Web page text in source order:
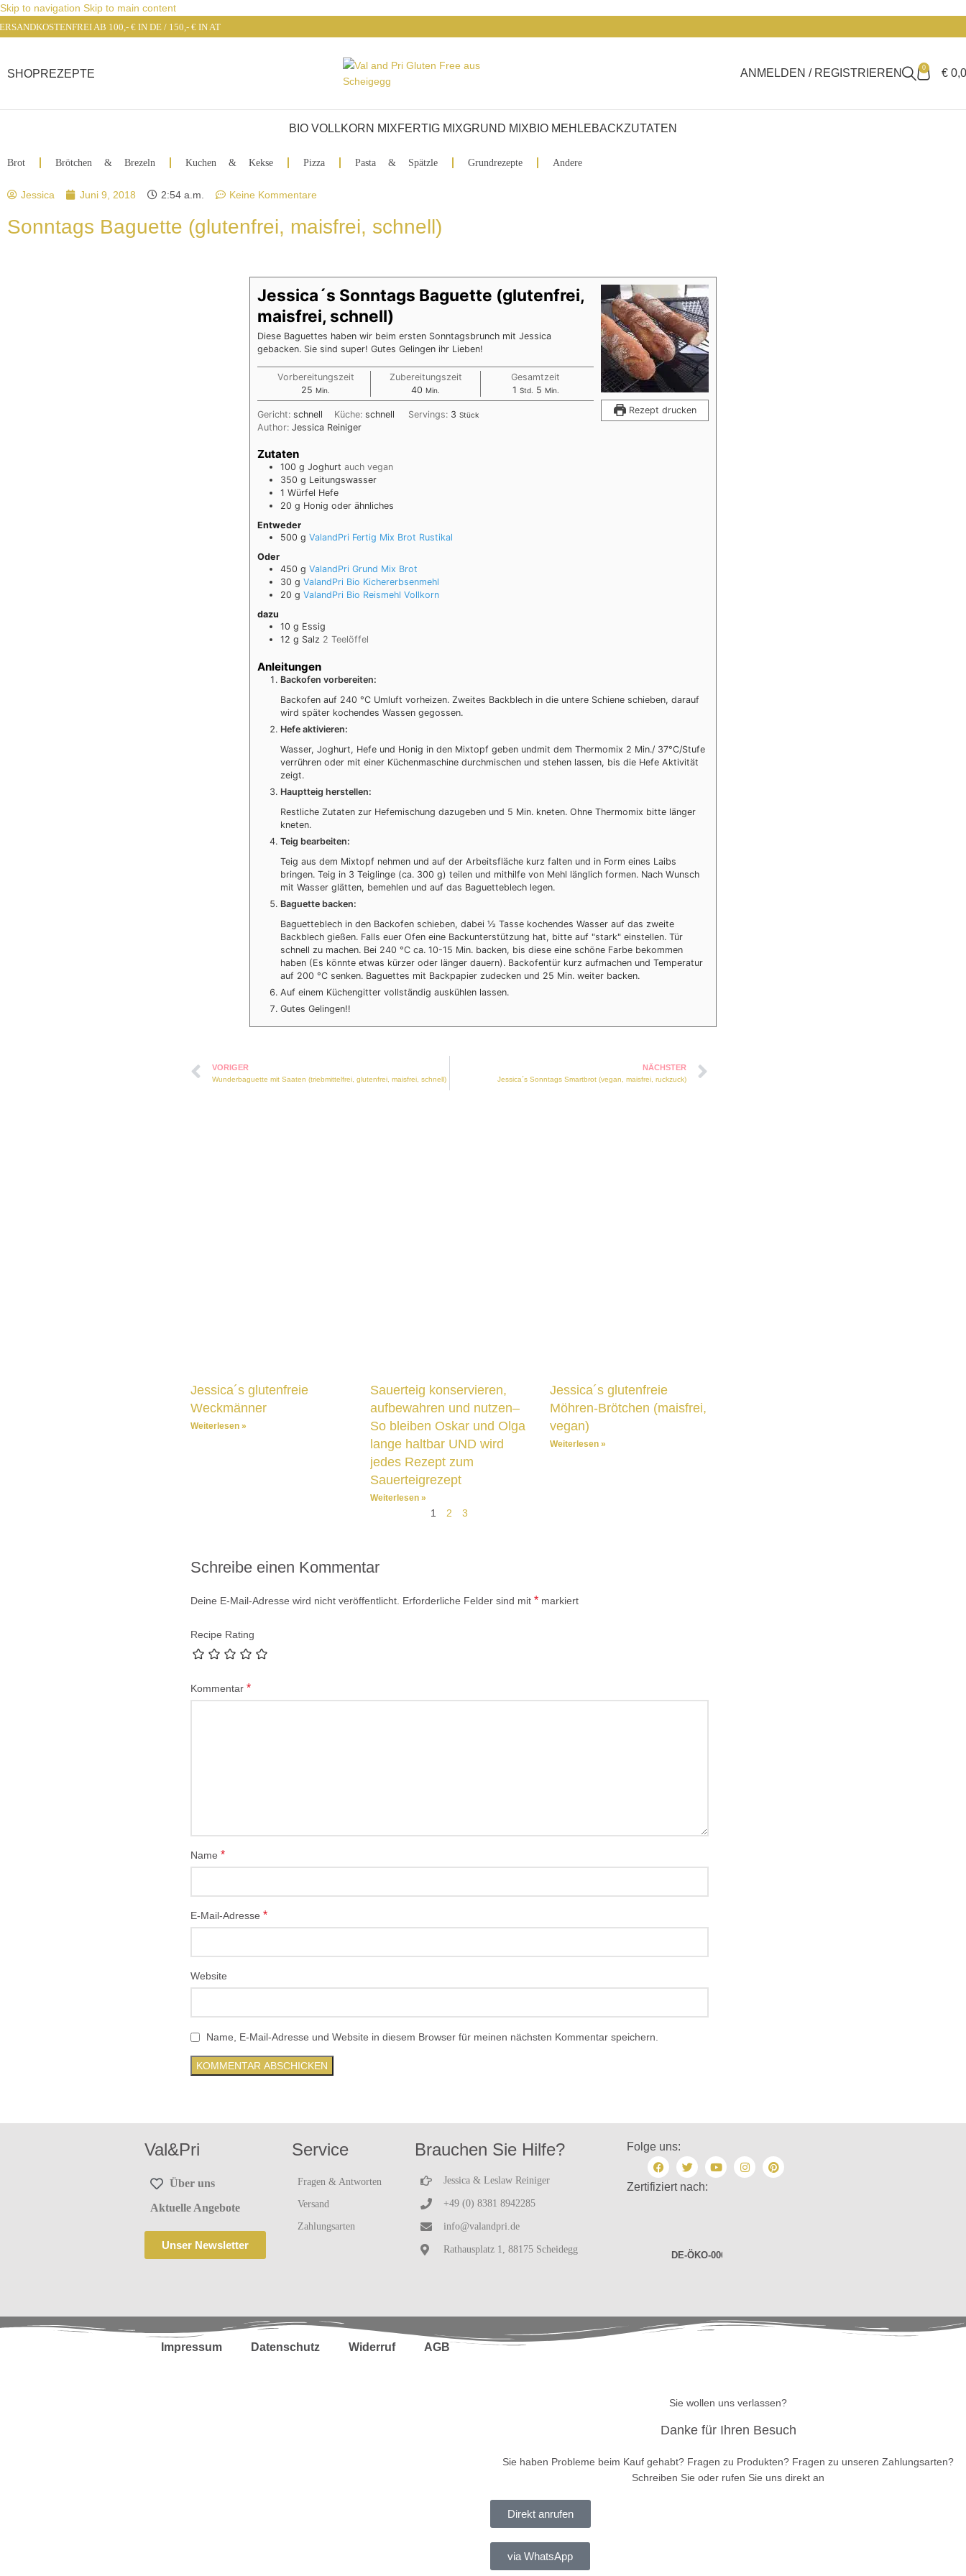
Skip to navigation Skip to main content
AB 100,- € IN DE / 150,- € IN AT
SHOPREZEPTE ANMELDEN / REGISTRIEREN 0 €
BIO VOLLKORN MIXFERTIG MIXGRUND MIXBIO MEHLEBACKZUTATEN
Brot Brötchen & Brezeln Kuchen & Kekse Pizza Pasta & Spätzle Grundrezepte Andere
Jessica Juni 9, 2018 2:54 a.m. Keine Kommentare
Sonntags Baguette (glutenfrei, maisfrei, schnell)
Rezept drucken
Jessica´s Sonntags Baguette (glutenfrei,
maisfrei, schnell)
Diese Baguettes haben wir beim ersten Sonntagsbrunch mit Jessica
gebacken. Sie sind super! Gutes Gelingen ihr Lieben!
Vorbereitungszeit
25 Min.
Zubereitungszeit
40 Min.
Gesamtzeit
1 Std. 5 Min.
Gericht: schnell Küche: schnell Servings: 3 Stück
Author:Jessica Reiniger
Zutaten
100 g Joghurtauch vegan
350 g Leitungswasser
1 Würfel Hefe
20 g Honig oder ähnliches
Entweder
500 g ValandPri Fertig Mix Brot Rustikal
Oder
450 g ValandPri Grund Mix Brot
30 g ValandPri Bio Kichererbsenmehl
20 g ValandPri Bio Reismehl Vollkorn
dazu
10 g Essig
12 g Salz 2 Teelöffel
Anleitungen
Backofen vorbereiten:
Backofen auf 240 °C Umluft vorheizen. Zweites Backblech in die untere Schiene schieben, darauf
wird später kochendes Wassen gegossen.
Hefe aktivieren:
Wasser, Joghurt, Hefe und Honig in den Mixtopf geben undmit dem Thermomix 2 Min./ 37°C/Stufe
verrühren oder mit einer Küchenmaschine durchmischen und stehen lassen, bis die Hefe Aktivität
zeigt.
Hauptteig herstellen:
Restliche Zutaten zur Hefemischung dazugeben und 5 Min. kneten. Ohne Thermomix bitte länger
kneten.
Teig bearbeiten:
Teig aus dem Mixtopf nehmen und auf der Arbeitsfläche kurz falten und in Form eines Laibs
bringen. Teig in 3 Teiglinge (ca. 300 g) teilen und mithilfe von Mehl länglich formen. Nach Wunsch
mit Wasser glätten, bemehlen und auf das Baguetteblech legen.
Baguette backen:
Baguetteblech in den Backofen schieben, dabei ½ Tasse kochendes Wasser auf das zweite
Backblech gießen. Falls euer Ofen eine Backunterstützung hat, bitte auf "stark" einstellen. Tür
schnell zu machen. Bei 240 °C ca. 10-15 Min. backen, bis diese eine schöne Farbe bekommen
haben (Es könnte etwas kürzer oder länger dauern). Backofentür kurz aufmachen und Temperatur
auf 200 °C senken. Baguettes mit Backpapier zudecken und 25 Min. weiter backen.
Auf einem Küchengitter vollständig auskühlen lassen.
Gutes Gelingen!!
VORIGER
Wunderbaguette mit Saaten (triebmittelfrei, glutenfrei, maisfrei, schnell)
NÄCHSTER
Jessica´s Sonntags Smartbrot (vegan, maisfrei, ruckzuck)
Jessica´s glutenfreie
Weckmänner
Weiterlesen »
Sauerteig konservieren,
aufbewahren und nutzen–
So bleiben Oskar und Olga
lange haltbar UND wird
jedes Rezept zum
Sauerteigrezept
Weiterlesen »
Jessica´s glutenfreie
Möhren-Brötchen (maisfrei,
vegan)
Weiterlesen »
1 2 3
Schreibe einen Kommentar
Deine E-Mail-Adresse wird nicht veröffentlicht. Erforderliche Felder sind mit* markiert
Recipe Rating
Kommentar*
Name*
E-Mail-Adresse*
Website
Name, E-Mail-Adresse und Website in diesem Browser für meinen nächsten Kommentar speichern.
Val&Pri
Über uns
Aktuelle Angebote
Unser Newsletter
Service
Fragen & Antworten
Versand
Zahlungsarten
Brauchen Sie Hilfe?
Jessica & Leslaw Reiniger
+49 (0) 8381 8942285
info@valandpri.de
Rathausplatz 1, 88175 Scheidegg
Folge uns:
Zertifiziert nach:
DE-ÖKO-006
Impressum Datenschutz Widerruf AGB
Sie wollen uns verlassen?
Danke für Ihren Besuch
Sie haben Probleme beim Kauf gehabt? Fragen zu Produkten? Fragen zu unseren Zahlungsarten?
Schreiben Sie oder rufen Sie uns direkt an
Direkt anrufen
via WhatsApp